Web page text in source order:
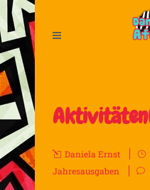
Daniela Ernst
Jahresausgaben